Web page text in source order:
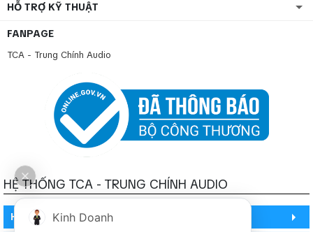
HỖ TRỢ KỸ THUẬT
FANPAGE
TCA - Trung Chính Audio
HỆ THỐNG TCA - TRUNG CHÍNH AUDIO
HỒ CHÍ MINHKinh Doanh